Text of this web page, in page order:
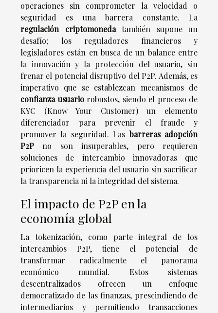
operaciones sin comprometer la velocidad o
seguridad es una barrera constante. La
regulación criptomonedatambién supone un
desafío; los reguladores financieros y
legisladores están en busca de un balance entre
la innovación y la protección del usuario, sin
frenar el potencial disruptivo del P2P. Además, es
imperativo que se establezcan mecanismos de
confianza usuariorobustos, siendo el proceso de
KYC (Know Your Customer) un elemento
diferenciador para prevenir el fraude y
promover la seguridad. Lasbarreras adopción
P2P no son insuperables, pero requieren
soluciones de intercambio innovadoras que
prioricen la experiencia del usuario sin sacrificar
la transparencia ni la integridad del sistema.
El impacto de P2P en la
economía global
La tokenización, como parte integral de los
intercambios P2P, tiene el potencial de
transformar radicalmente el panorama
económico mundial. Estos sistemas
descentralizados ofrecen un enfoque
democratizado de las finanzas, prescindiendo de
intermediarios y permitiendo transacciones